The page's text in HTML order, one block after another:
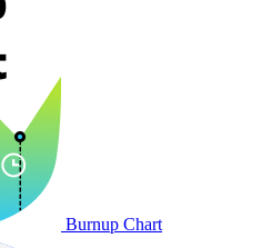
Burnup Chart